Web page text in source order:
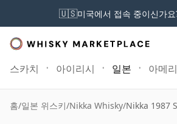
🇺🇸미국에서 접속 중이신가요
스카치 아이리시 일본 아메
홈/일본 위스키/Nikka Whisky/Nikka 1987